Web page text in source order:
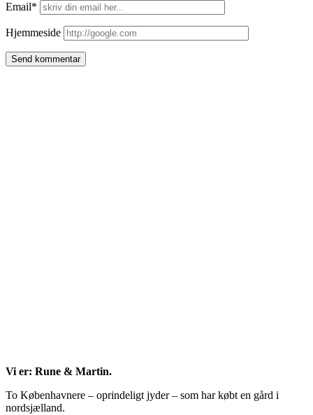
Email*
Hjemmeside
Vi er: Rune & Martin.
To Københavnere – oprindeligt jyder – som har købt en gård i
nordsjælland.